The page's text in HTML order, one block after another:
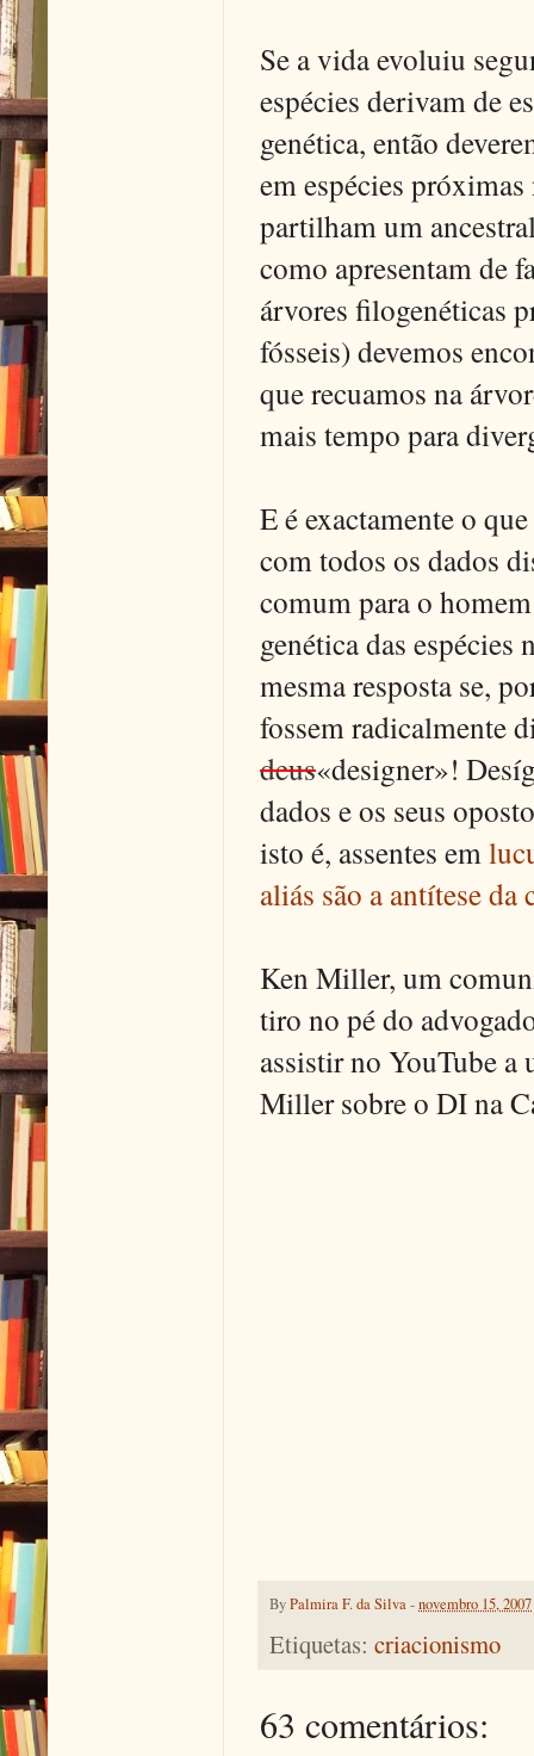
Se a vida evoluiu
espécies derivam de
genética, então
em espécies
partilham um
como apresentam de
árvores filogenéticas
fósseis) devemos
que recuamos na
mais tempo para
E é exactamente o
com todos os dados
comum para o
genética das
mesma resposta se,
fossem radicalmente
deus«designer»!
dados e os seus
isto é, assentes em
aliás são a antítese da
Ken Miller, um
tiro no pé do
assistir no YouTube a
Miller sobre o DI na
ByPalmira F. da Silva-novembro 15, 2007
Etiquetas: criacionismo
63 comentários: